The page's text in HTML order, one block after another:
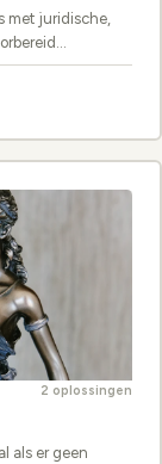
met juridische,
2 oplossingen
als er geen